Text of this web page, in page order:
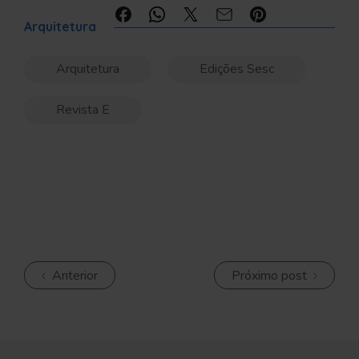
Arquitetura
Arquitetura Edições Sesc
Revista E
Anterior Próximo post